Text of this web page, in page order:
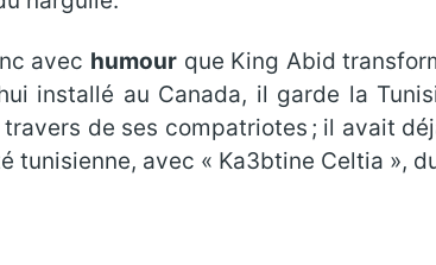
avec humourque King Abid
installé au Canada, il garde la
de ses compatriotes ; il avait
tunisienne, avec « Ka3btine Celtia »,